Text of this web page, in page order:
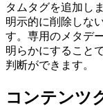
タムタグを追加し
明示的に削除しな
す。専用のメタデ
明らかにすること
判断ができます。
コンテンツ